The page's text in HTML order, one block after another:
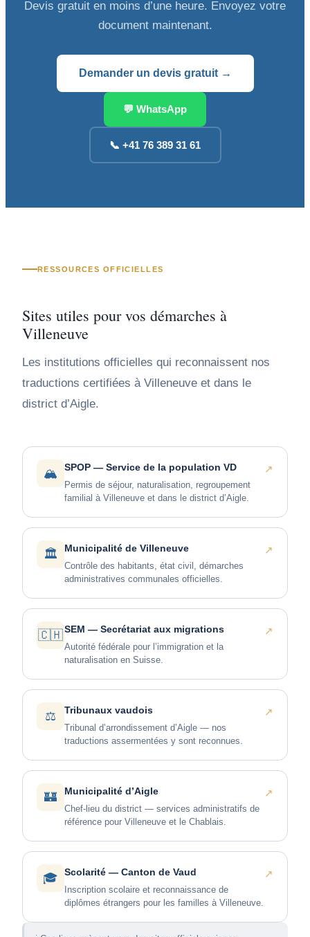
Devis gratuit en moins d’une heure. Envoyez votre
document maintenant.
Demander un devis gratuit →
💬 WhatsApp
📞 +41 76 389 31 61
RESSOURCES OFFICIELLES
Sites utiles pour vos démarches à
Villeneuve
Les institutions officielles qui reconnaissent nos
traductions certifiées à Villeneuve et dans le
district d’Aigle.
🏔️ SPOP — Service de la population VD
Permis de séjour, naturalisation, regroupement
familial à Villeneuve et dans le district d’Aigle.
↗
🏛️ Municipalité de Villeneuve
Contrôle des habitants, état civil, démarches
administratives communales officielles.
↗
🇨🇭SEM — Secrétariat aux migrations
Autorité fédérale pour l’immigration et la
naturalisation en Suisse.
↗
⚖️ Tribunaux vaudois
Tribunal d’arrondissement d’Aigle — nos
traductions assermentées y sont reconnues.
↗
🏰 Municipalité d’Aigle
Chef-lieu du district — services administratifs de
référence pour Villeneuve et le Chablais.
↗
🎓 Scolarité — Canton de Vaud
Inscription scolaire et reconnaissance de
diplômes étrangers pour les familles à Villeneuve.
↗